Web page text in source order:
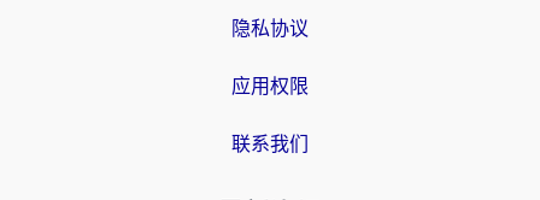
隐私协议
应用权限
联系我们